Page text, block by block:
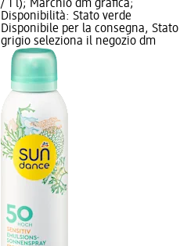
/ 1 l); Marchio dm grafica;
Disponibilità: Stato verde
Disponibile per la consegna, Stato
grigio seleziona il negozio dm